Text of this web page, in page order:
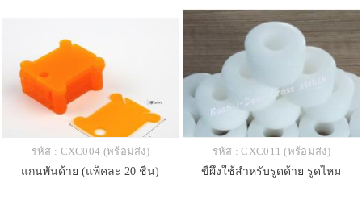
รหัส : CXC004 (พร้อมส่ง)
แกนพันด้าย (แพ็คละ 20 ชิ้น)
รหัส : CXC011 (พร้อมส่ง)
ขี้ผึ้งใช้สำหรับรูดด้าย รูดไหม